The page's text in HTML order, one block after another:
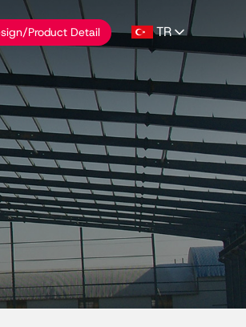
Product Detail TR